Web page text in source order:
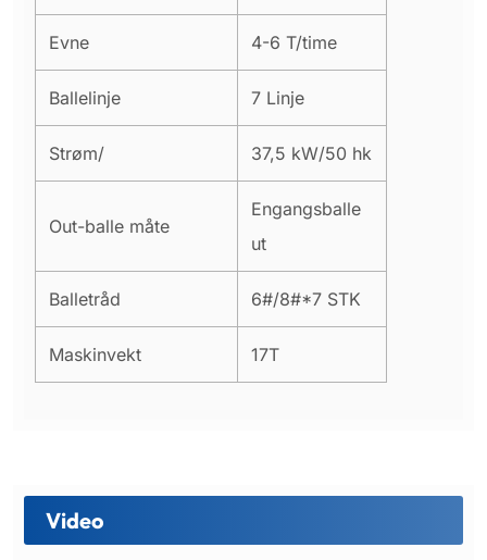
Evne 4-6 T/time
Ballelinje 7 Linje
Strøm/ 37,5 kW/50 hk
Out-balle måte
Engangsballe
ut
Balletråd 6#/8#*7 STK
Maskinvekt 17T
Video